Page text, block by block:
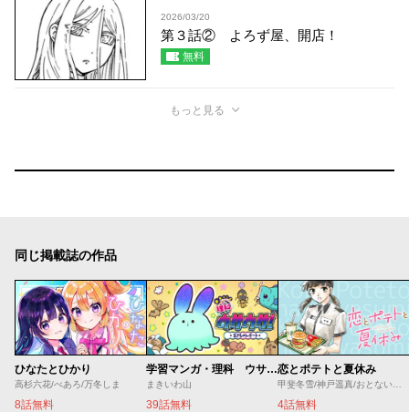
2026/03/20
第３話② よろず屋、開店！
無料
もっと見る
同じ掲載誌の作品
ひなたとひかり
高杉六花/べあろ/万冬しま
8話無料
学習マンガ・理科 ウサウサ！
まきいわ山
39話無料
恋とポテトと夏休み
4話無料